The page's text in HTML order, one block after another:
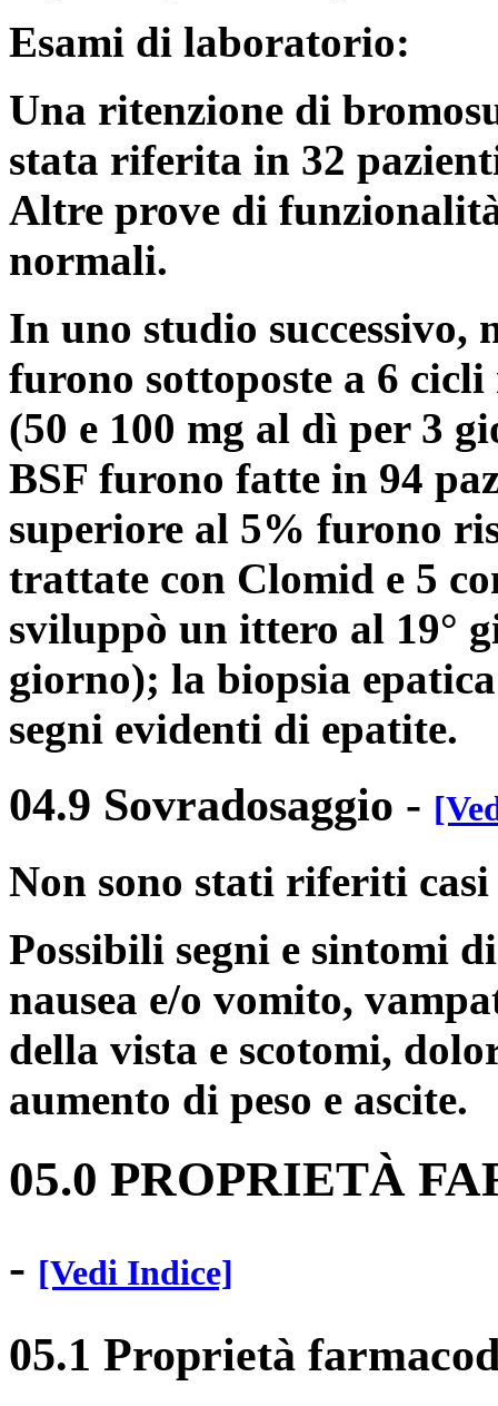
Esami di laboratorio:
Una ritenzione di
stata riferita in 32
Altre prove di
normali.
In uno studio successivo,
furono sottoposte a 6
(50 e 100 mg al dì per 3
BSF furono fatte in 94
superiore al 5% furono
trattate con Clomid e 5
sviluppò un ittero al 19°
giorno); la biopsia
segni evidenti di epatite.
04.9 Sovradosaggio -
Non sono stati riferiti
Possibili segni e sintomi
nausea e/o vomito,
della vista e scotomi,
aumento di peso e ascite.
05.0 PROPRIETÀ
- [Vedi Indice]
05.1 Proprietà